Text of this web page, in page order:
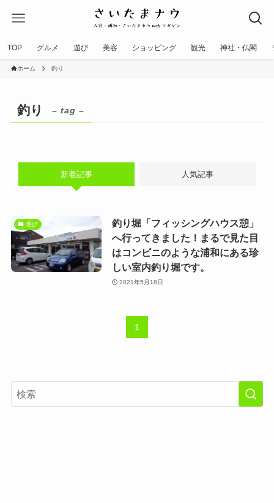
TOP グルメ 遊び 美容 ショッピング 観光 神社・仏閣
ホーム 釣り
釣り – tag –
新着記事 人気記事
遊び
釣り堀「フィッシングハウス憩」
へ行ってきました！まるで見た目
はコンビニのような浦和にある珍
しい室内釣り堀です。
2021年5月18日
1